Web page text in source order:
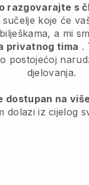
razgovarajte s
koje će
a mi
privatnog tima .
postojećoj
djelovanja.
dostupan na
dolazi iz cijelog